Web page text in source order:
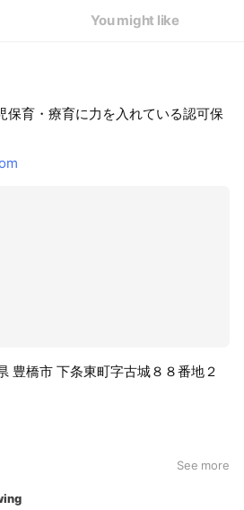
You might like
保育・療育に力を入れている認可保
豊橋市 下条東町字古城８８番地２
See more